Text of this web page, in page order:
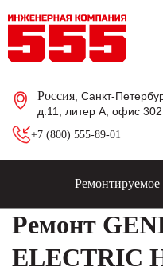
Россия , Санкт-
д.11, литер А, офис 302
+7 (800) 555-89-01
Ремонтируемое
Ремонт
ELECTRIC